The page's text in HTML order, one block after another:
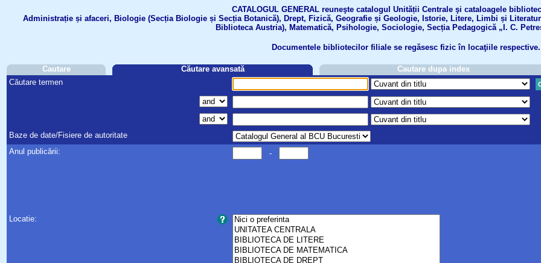
CATALOGUL GENERAL reuneşte catalogul Unității Centrale şi cataloagele
Administrație și afaceri, Biologie (Secția Biologie și Secția Botanică), Drept, Fizică, Geografie și Geologie, Istorie, Litere, Limbi și
Biblioteca Austria), Matematică, Psihologie, Sociologie, Secția Pedagogică „I. C.
Documentele bibliotecilor filiale se regăsesc fizic în locaţiile respective.
Cautare Căutare avansată
Cautare dupa index
Căutare termen
Baze de date/Fisiere de autoritate
Anul publicării:
-
Locatie: